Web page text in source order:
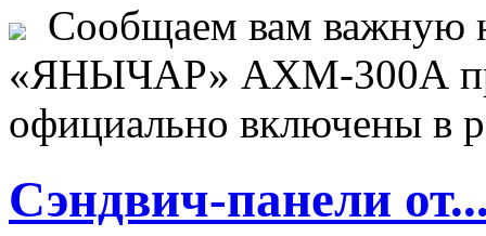
Сообщаем вам важную
«ЯНЫЧАР» АХМ-300А
официально включены в
Сэндвич-панели